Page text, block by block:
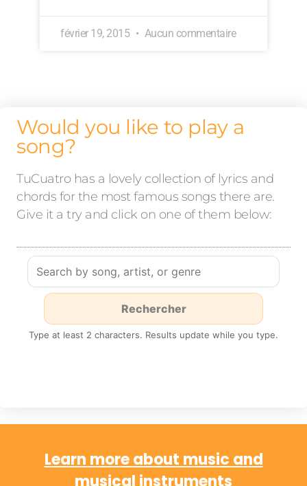
février 19, 2015 Aucun commentaire
Would you like to play a
song?
TuCuatro has a lovely collection of lyrics and
chords for the most famous songs there are.
Give it a try and click on one of them below:
Type at least 2 characters. Results update while you type.
Learn more about music and
musical instruments